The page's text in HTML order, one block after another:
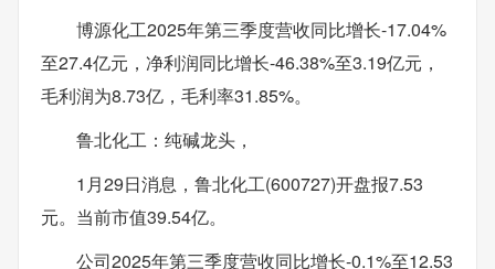
博源化工2025年第三季度营收同比增长-17.04%
至27.4亿元，净利润同比增长-46.38%至3.19亿元，
毛利润为8.73亿，毛利率31.85%。
鲁北化工：纯碱龙头，
1月29日消息，鲁北化工(600727)开盘报7.53
元。当前市值39.54亿。
公司2025年第三季度营收同比增长-0.1%至12.53